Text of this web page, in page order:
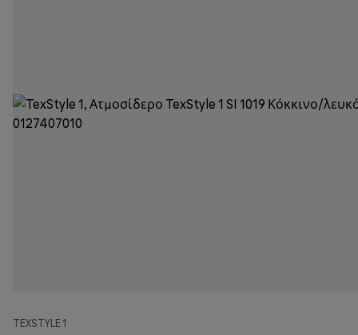
TEXSTYLE 1